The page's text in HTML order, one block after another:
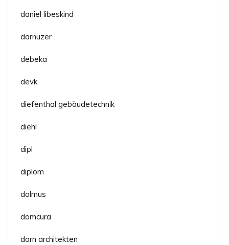
daniel libeskind
darnuzer
debeka
devk
diefenthal gebäudetechnik
diehl
dipl
diplom
dolmus
domcura
dorn architekten